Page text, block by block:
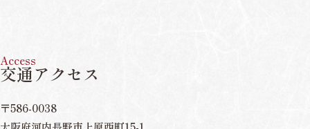
交通アクセス
Access
〒586-0038